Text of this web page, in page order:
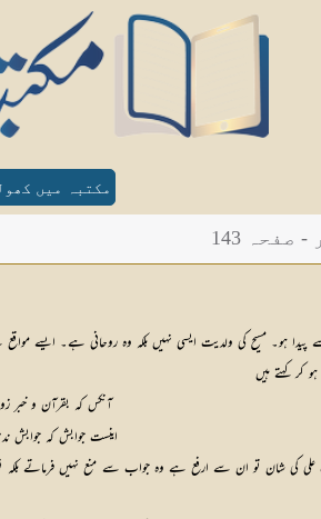
مکتبہ میں
143
ہو۔ مسیح کی ولدیت ایسی نہیں بلکہ وہ روحانی ہے۔
کر کہتے ہیں
آنکس کہ بقرآن و خبر
اینست جوابش کہ جوابش
تو ان سے ارفع ہے وہ جواب سے منع نہیں فرماتے بلکہ